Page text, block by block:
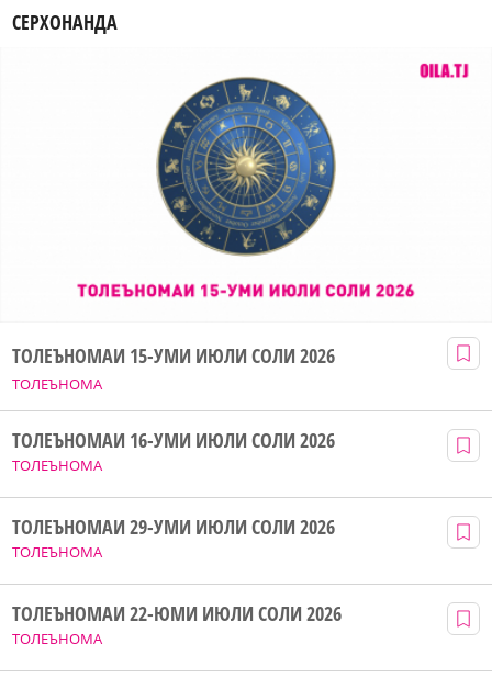
СЕРХОНАНДА
ТОЛЕЪНОМА
ТОЛЕЪНОМАИ 15-УМИ ИЮЛИ СОЛИ 2026
ТОЛЕЪНОМА
ТОЛЕЪНОМАИ 16-УМИ ИЮЛИ СОЛИ 2026
ТОЛЕЪНОМА
ТОЛЕЪНОМАИ 29-УМИ ИЮЛИ СОЛИ 2026
ТОЛЕЪНОМА
ТОЛЕЪНОМАИ 22-ЮМИ ИЮЛИ СОЛИ 2026